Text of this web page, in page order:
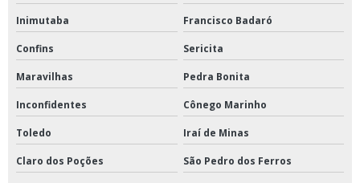
Inimutaba Francisco Badaró
Confins Sericita
Maravilhas Pedra Bonita
Inconfidentes Cônego Marinho
Toledo Iraí de Minas
Claro dos Poções São Pedro dos Ferros